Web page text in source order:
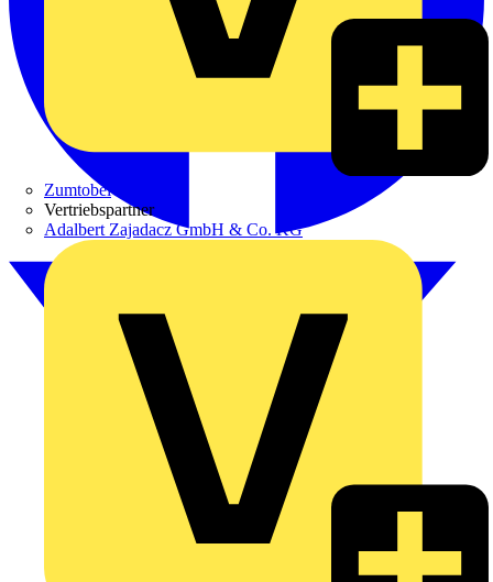
Zumtobel
Vertriebspartner
Adalbert Zajadacz GmbH & Co. KG